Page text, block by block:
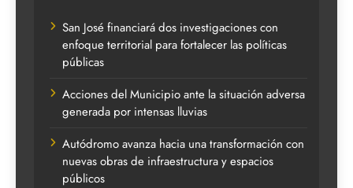
San José financiará dos investigaciones con
enfoque territorial para fortalecer las políticas
públicas
Acciones del Municipio ante la situación adversa
generada por intensas lluvias
Autódromo avanza hacia una transformación con
nuevas obras de infraestructura y espacios
públicos